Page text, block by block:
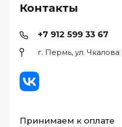
Контакты
+7 912 599 33 67
г. Пермь, ул. Чкалова
Принимаем к оплате